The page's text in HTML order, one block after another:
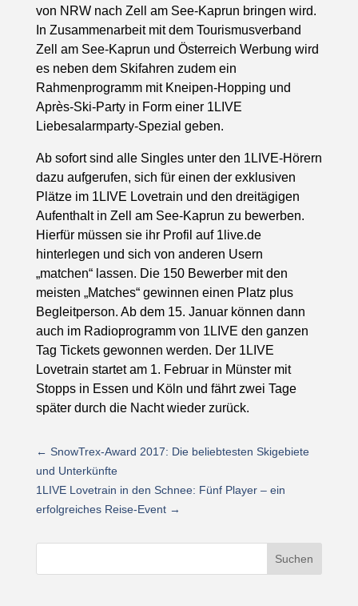
von NRW nach Zell am See-Kaprun bringen wird.
In Zusammenarbeit mit dem Tourismusverband
Zell am See-Kaprun und Österreich Werbung wird
es neben dem Skifahren zudem ein
Rahmenprogramm mit Kneipen-Hopping und
Après-Ski-Party in Form einer 1LIVE
Liebesalarmparty-Spezial geben.
Ab sofort sind alle Singles unter den 1LIVE-Hörern
dazu aufgerufen, sich für einen der exklusiven
Plätze im 1LIVE Lovetrain und den dreitägigen
Aufenthalt in Zell am See-Kaprun zu bewerben.
Hierfür müssen sie ihr Profil auf 1live.de
hinterlegen und sich von anderen Usern
„matchen“ lassen. Die 150 Bewerber mit den
meisten „Matches“ gewinnen einen Platz plus
Begleitperson. Ab dem 15. Januar können dann
auch im Radioprogramm von 1LIVE den ganzen
Tag Tickets gewonnen werden. Der 1LIVE
Lovetrain startet am 1. Februar in Münster mit
Stopps in Essen und Köln und fährt zwei Tage
später durch die Nacht wieder zurück.
← SnowTrex-Award 2017: Die beliebtesten Skigebiete
und Unterkünfte
1LIVE Lovetrain in den Schnee: Fünf Player – ein
erfolgreiches Reise-Event→